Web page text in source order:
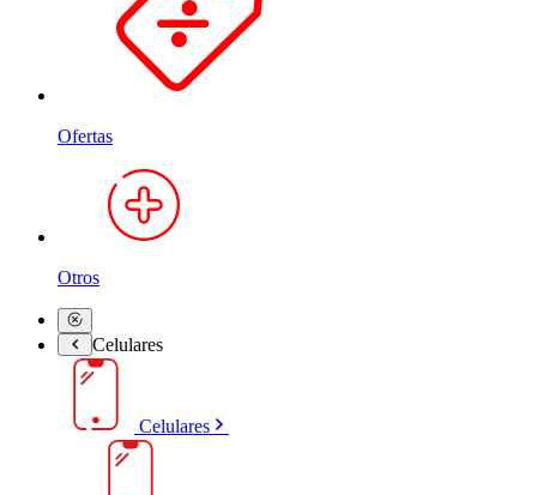
Ofertas
Otros
Celulares
Celulares